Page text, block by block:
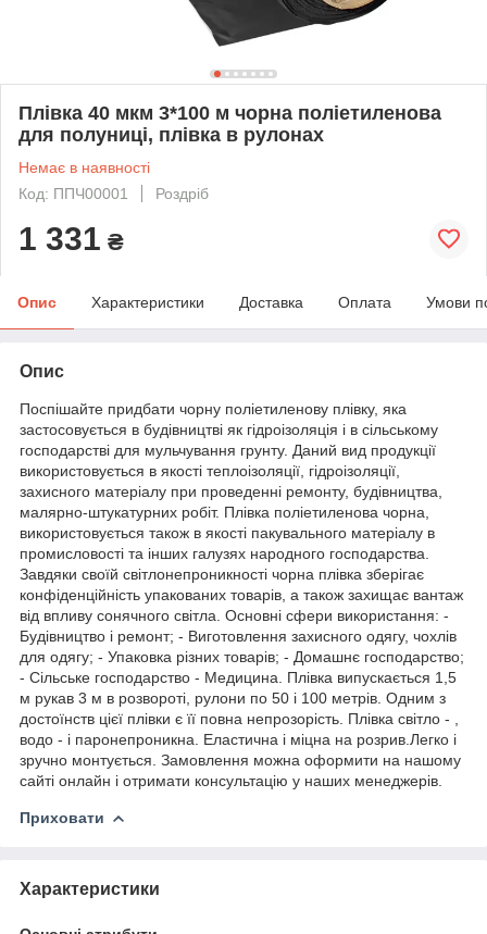
Плівка 40 мкм 3*100 м чорна поліетиленова
для полуниці, плівка в рулонах
Немає в наявності
Код: ППЧ00001
Роздріб
1 331 ₴
Опис Характеристики Доставка Оплата Умови
Опис
Поспішайте придбати чорну поліетиленову плівку, яка
застосовується в будівництві як гідроізоляція і в сільському
господарстві для мульчування грунту. Даний вид продукції
використовується в якості теплоізоляції, гідроізоляції,
захисного матеріалу при проведенні ремонту, будівництва,
малярно-штукатурних робіт. Плівка поліетиленова чорна,
використовується також в якості пакувального матеріалу в
промисловості та інших галузях народного господарства.
Завдяки своїй світлонепроникності чорна плівка зберігає
конфіденційність упакованих товарів, а також захищає вантаж
від впливу сонячного світла. Основні сфери використання: -
Будівництво і ремонт; - Виготовлення захисного одягу, чохлів
для одягу; - Упаковка різних товарів; - Домашнє господарство;
- Сільське господарство - Медицина. Плівка випускається 1,5
м рукав 3 м в розвороті, рулони по 50 і 100 метрів. Одним з
достоїнств цієї плівки є її повна непрозорість. Плівка світло - ,
водо - і паронепроникна. Еластична і міцна на розрив.Легко і
зручно монтується. Замовлення можна оформити на нашому
сайті онлайн і отримати консультацію у наших менеджерів.
Приховати
Характеристики